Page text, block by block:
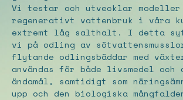
Vi testar och utvecklar
regenerativt vattenbruk i våra
extremt låg salthalt. I detta
vi på odling av
flytande odlingsbäddar med
användas för både livsmedel och
ändamål, samtidigt som
upp och den biologiska